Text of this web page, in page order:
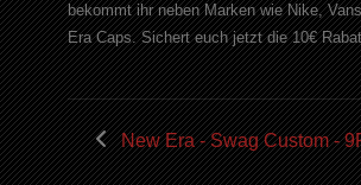
bekommt ihr neben Marken wie Nike,
Era Caps. Sichert euch jetzt die 10€
New Era - Swag Custom -